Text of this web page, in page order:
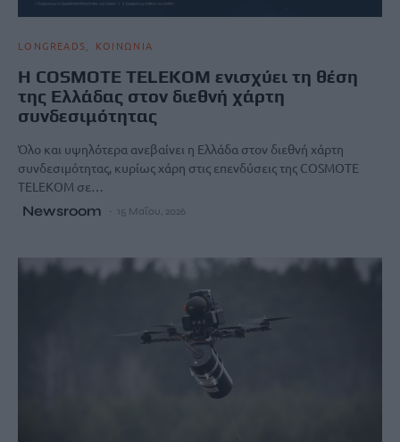
LONGREADS ΚΟΙΝΩΝΙΑ
Η COSMOTE TELEKOM ενισχύει τη θέση
της Ελλάδας στον διεθνή χάρτη
συνδεσιμότητας
Όλο και υψηλότερα ανεβαίνει η Ελλάδα στον διεθνή χάρτη
συνδεσιμότητας, κυρίως χάρη στις επενδύσεις της COSMOTE
TELEKOM σε…
Newsroom 15 Μαΐου, 2026